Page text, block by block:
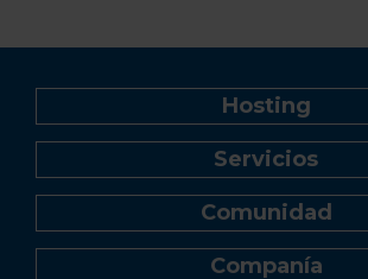
Hosting
Web Hosting
Creador de Sitios
Reseller Hosting
Servidor VPS
Servidor Dedicado Linux
Servicios
Registro de dominio
Transferencia de
Correo profesional Titan
Comunidad
Blog
Companía